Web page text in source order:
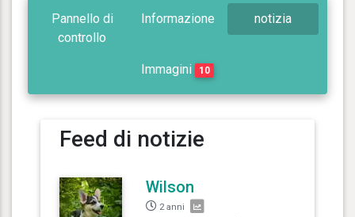
Pannello di
controllo
Informazione notizia
Immagini 10
Feed di notizie
Wilson
2 anni